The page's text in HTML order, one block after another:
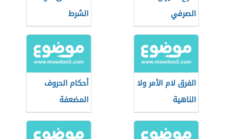
الصرفي
الشرط
الفرق لام الأمر ولا
الناهية
أحكام الحروف
المضعفة